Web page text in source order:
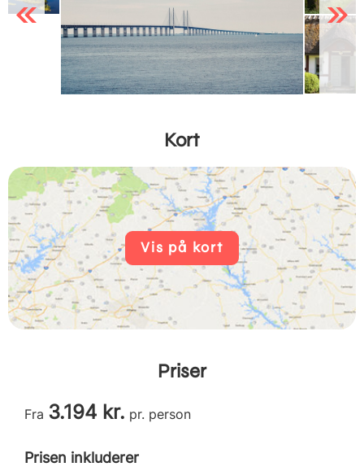
Previous Next
Kort
Vis på kort
Priser
Fra 3.194 kr. pr. person
Prisen inkluderer